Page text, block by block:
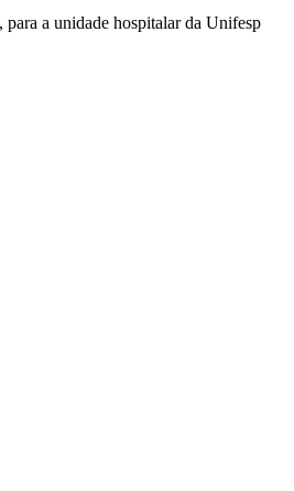
a unidade hospitalar da Unifesp